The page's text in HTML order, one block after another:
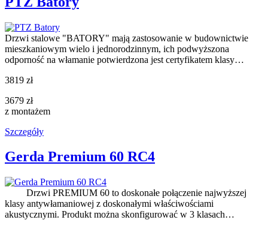
Drzwi stalowe "BATORY" mają zastosowanie w budownictwie
mieszkaniowym wielo i jednorodzinnym, ich podwyższona
odporność na włamanie potwierdzona jest certyfikatem klasy…
3819 zł
3679 zł
z montażem
Szczegóły
Gerda Premium 60 RC4
Drzwi PREMIUM 60 to doskonałe połączenie najwyższej
klasy antywłamaniowej z doskonałymi właściwościami
akustycznymi. Produkt można skonfigurować w 3 klasach…